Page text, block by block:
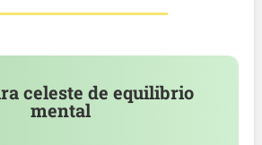
celeste de equilibrio
mental